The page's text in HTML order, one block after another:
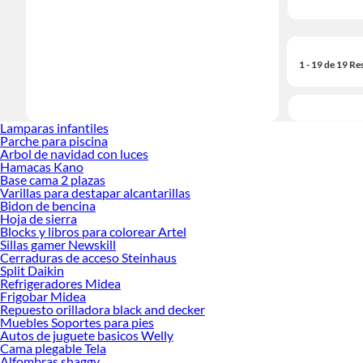
1 - 19 de 19
Lamparas infantiles
Parche para piscina
Arbol de navidad con luces
Hamacas Kano
Base cama 2 plazas
Varillas para destapar alcantarillas
Bidon de bencina
Hoja de sierra
Blocks y libros para colorear Artel
Sillas gamer Newskill
Cerraduras de acceso Steinhaus
Split Daikin
Refrigeradores Midea
Frigobar Midea
Repuesto orilladora black and decker
Muebles Soportes para pies
Autos de juguete basicos Welly
Cama plegable Tela